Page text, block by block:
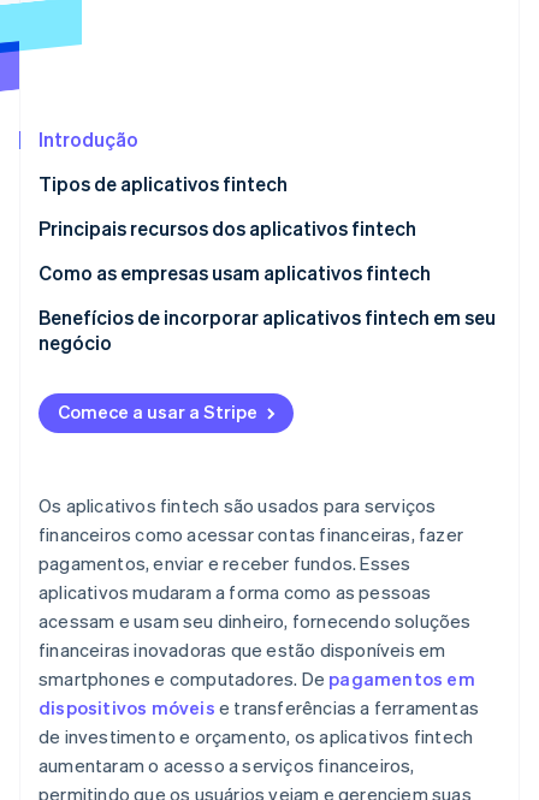
Radar
Incorporação de startups
Remoção de carbono
Identity
Stripe Sessions 2026
Veja como a Stripe está construindo a infraestrutura
Assista agora
Introdução
Tipos de aplicativos fintech
Principais recursos dos aplicativos fintech
Bancos digitais e neobancos
Pagamentos e transferências
Gestão de finanças pessoais
Empréstimos e contratações
Como as empresas usam aplicativos fintech
Benefícios de incorporar aplicativos fintech em seu
negócio
Comece a usar a Stripe
Os aplicativos fintech são usados para serviços
financeiros como acessar contas financeiras, fazer
pagamentos, enviar e receber fundos. Esses
aplicativos mudaram a forma como as pessoas
acessam e usam seu dinheiro, fornecendo soluções
financeiras inovadoras que estão disponíveis em
smartphones e computadores. De pagamentos em
dispositivos móveis e transferências a ferramentas
de investimento e orçamento, os aplicativos fintech
aumentaram o acesso a serviços financeiros,
permitindo que os usuários vejam e gerenciem suas